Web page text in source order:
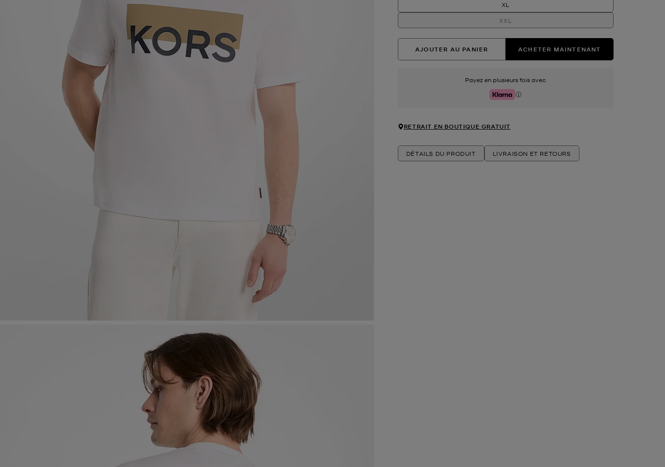
XL
XXL
AJOUTER AU PANIER ACHETER MAINTENANT
Payez en plusieurs fois avec
Klarna
RETRAIT EN BOUTIQUE GRATUIT
DÉTAILS DU PRODUIT LIVRAISON ET RETOURS